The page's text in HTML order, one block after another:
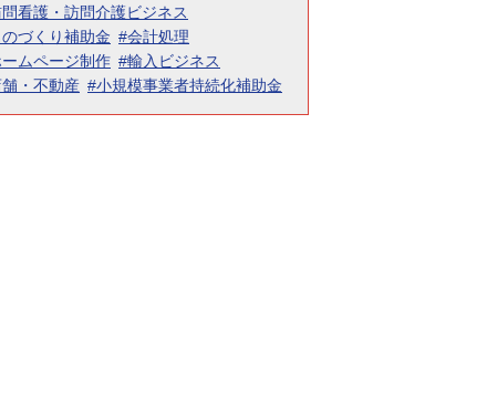
看護・訪問介護ビジネス
づくり補助金 #会計処理
ムページ制作 #輸入ビジネス
・不動産 #小規模事業者持続化補助金